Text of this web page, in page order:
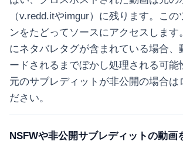
（v.redd.itやimgur）に残ります。こ
ンをたどってソースにアクセスします
にネタバレタグが含まれている場合、
ードされるまでぼかし処理される可能
元のサブレディットが非公開の場合は
ださい。
NSFWや非公開サブレディットの動画